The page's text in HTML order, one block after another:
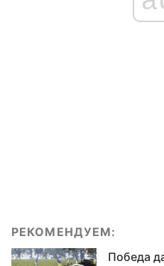
РЕКОМЕНДУЕМ:
Победа